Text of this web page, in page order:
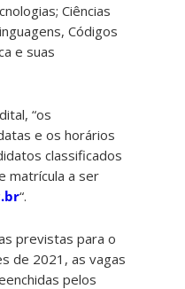
Ciências
Códigos
e suas
“os
e os horários
classificados
matrícula a ser
“.
previstas para o
de 2021, as vagas
pelos